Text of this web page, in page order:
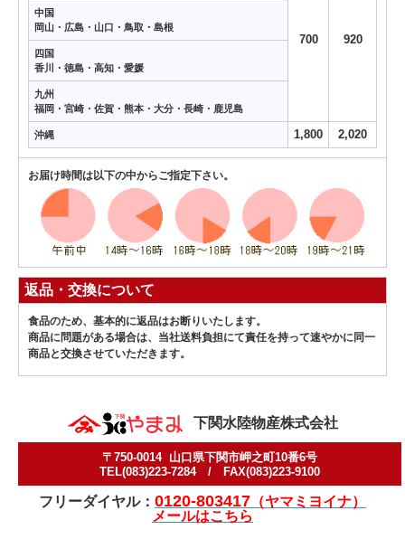
700 920
中国
岡山・広島・山口・鳥取・島根
四国
香川・徳島・高知・愛媛
九州
福岡・宮崎・佐賀・熊本・大分・長崎・鹿児島
沖縄 1,800 2,020
お届け時間は以下の中からご指定下さい。
返品・交換について
食品のため、基本的に返品はお断りいたします。
商品に問題がある場合は、当社送料負担にて責任を持って速やかに同一
商品と交換させていただきます。
下関水陸物産株式会社
〒750-0014 山口県下関市岬之町10番6号
TEL(083)223-7284 / FAX(083)223-9100
フリーダイヤル： 0120-803417 （ヤマミヨイナ）
メールはこちら